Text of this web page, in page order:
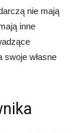
nie mają
inne
swoje własne